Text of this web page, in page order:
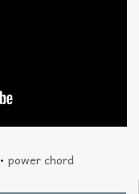
•power chord